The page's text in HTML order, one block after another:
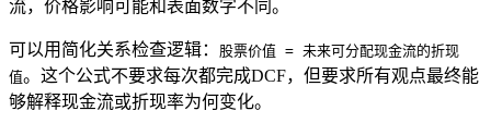
流，价格影响可能和表面数字不同。
可以用简化关系检查逻辑：
股票价值 = 未来可分配现金流的折现
值。这个公式不要求每次都完成DCF，但要求所有观点最终能
够解释现金流或折现率为何变化。